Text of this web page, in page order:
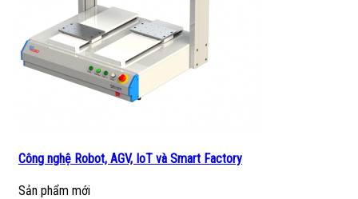
Công nghệ Robot, AGV, IoT và Smart Factory
Sản phẩm mới